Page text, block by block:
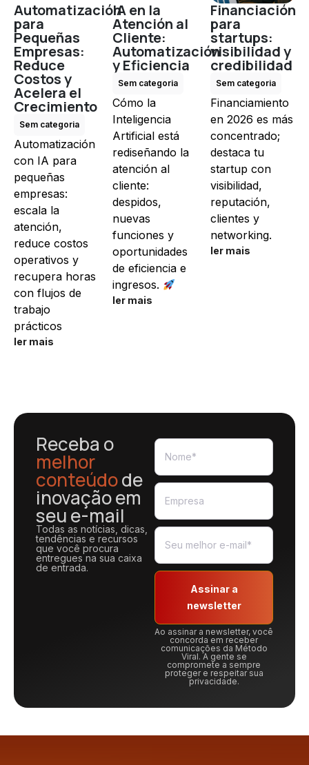
Automatización
para
Pequeñas
Empresas:
Reduce
Costos y
Acelera el
Crecimiento
Sem categoria
Automatización
con IA para
pequeñas
empresas:
escala la
atención,
reduce costos
operativos y
recupera horas
con flujos de
trabajo
prácticos
ler mais
IA en la
Atención al
Cliente:
Automatización
y Eficiencia
Sem categoria
Cómo la
Inteligencia
Artificial está
rediseñando la
atención al
cliente:
despidos,
nuevas
funciones y
oportunidades
de eficiencia e
ingresos.
ler mais
Financiación
para
startups:
visibilidad y
credibilidad
Sem categoria
Financiamiento
en 2026 es más
concentrado;
destaca tu
startup con
visibilidad,
reputación,
clientes y
networking.
ler mais
Receba o
melhor
conteúdode
inovação em
seu e-mail
Todas as notícias, dicas,
tendências e recursos
que você procura
entregues na sua caixa
de entrada.
Assinar a
newsletter
Ao assinar a newsletter, você
concorda em receber
comunicações da Método
Viral. A gente se
compromete a sempre
proteger e respeitar sua
privacidade.